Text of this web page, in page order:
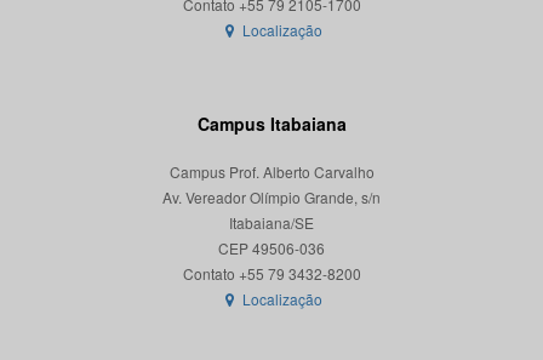
Localização
Campus Itabaiana
Campus Prof. Alberto Carvalho
Av. Vereador Olímpio Grande, s/n
Itabaiana/SE
CEP 49506-036
Localização